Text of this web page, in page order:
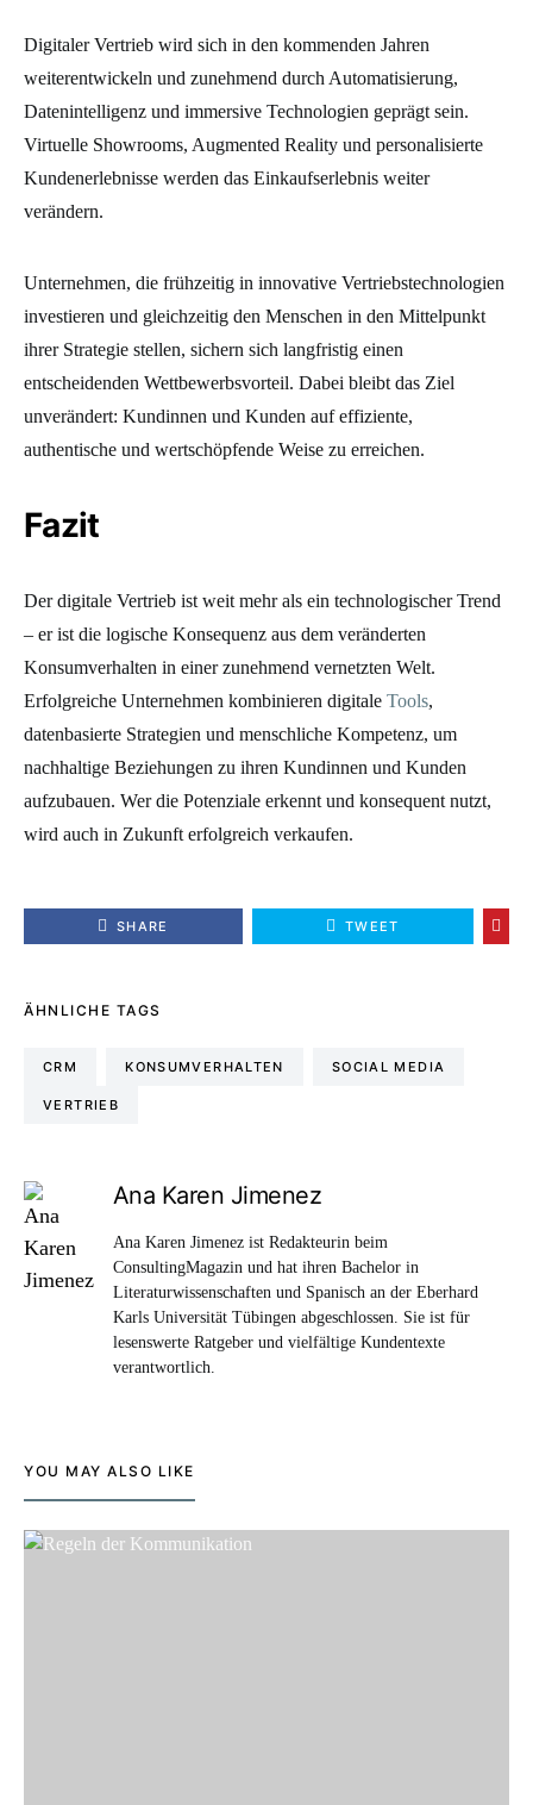
Digitaler Vertrieb wird sich in den kommenden Jahren
weiterentwickeln und zunehmend durch Automatisierung,
Datenintelligenz und immersive Technologien geprägt sein.
Virtuelle Showrooms, Augmented Reality und personalisierte
Kundenerlebnisse werden das Einkaufserlebnis weiter
verändern.
Unternehmen, die frühzeitig in innovative Vertriebstechnologien
investieren und gleichzeitig den Menschen in den Mittelpunkt
ihrer Strategie stellen, sichern sich langfristig einen
entscheidenden Wettbewerbsvorteil. Dabei bleibt das Ziel
unverändert: Kundinnen und Kunden auf effiziente,
authentische und wertschöpfende Weise zu erreichen.
Fazit
Der digitale Vertrieb ist weit mehr als ein technologischer Trend
– er ist die logische Konsequenz aus dem veränderten
Konsumverhalten in einer zunehmend vernetzten Welt.
Erfolgreiche Unternehmen kombinieren digitale Tools,
datenbasierte Strategien und menschliche Kompetenz, um
nachhaltige Beziehungen zu ihren Kundinnen und Kunden
aufzubauen. Wer die Potenziale erkennt und konsequent nutzt,
wird auch in Zukunft erfolgreich verkaufen.
SHARE TWEET
ÄHNLICHE TAGS
CRM KONSUMVERHALTEN SOCIAL MEDIA
VERTRIEB
Ana Karen Jimenez
Ana Karen Jimenez ist Redakteurin beim
ConsultingMagazin und hat ihren Bachelor in
Literaturwissenschaften und Spanisch an der Eberhard
Karls Universität Tübingen abgeschlossen. Sie ist für
lesenswerte Ratgeber und vielfältige Kundentexte
verantwortlich.
YOU MAY ALSO LIKE